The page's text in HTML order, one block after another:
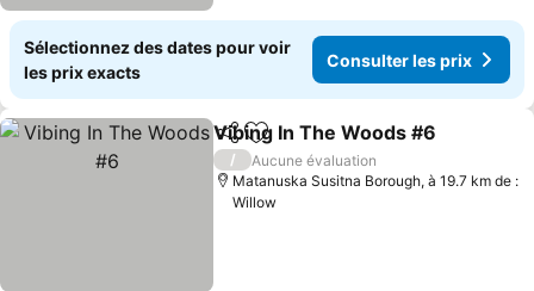
Sélectionnez des dates pour voir
les prix exacts
Consulter les prix
PartagerAjouter à mes favoris
Vibing In The Woods #6
/
Aucune évaluation
Matanuska Susitna Borough, à 19.7 km de :
Willow